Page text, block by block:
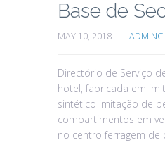
Base de
MAY 10, 2018 ADMINC
Directório de Serviço
hotel, fabricada em
sintético imitação de
compartimentos em
no centro ferragem de